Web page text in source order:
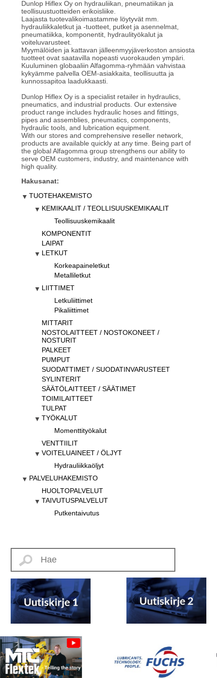
Dunlop Hiflex Oy on hydrauliikan, pneumatiikan ja
teollisuustuotteiden erikoisliike.
Laajasta tuotevalikoimastamme löytyvät mm.
hydrauliikkaletkut ja -tuotteet, putket ja asennelmat,
pneumatiikka, komponentit, hydraulityökalut ja
voiteluvarusteet.
Myymälöiden ja kattavan jälleenmyyjäverkoston ansiosta
tuotteet ovat saatavilla nopeasti vuorokauden ympäri.
Kuuluminen globaaliin Alfagomma-ryhmään vahvistaa
kykyämme palvella OEM-asiakkaita, teollisuutta ja
kunnossapitoa laadukkaasti.
Dunlop Hiflex Oy is a specialist retailer in hydraulics,
pneumatics, and industrial products. Our extensive
product range includes hydraulic hoses and fittings,
pipes and assemblies, pneumatics, components,
hydraulic tools, and lubrication equipment.
With our stores and comprehensive reseller network,
products are available quickly at any time. Being part of
the global Alfagomma group strengthens our ability to
serve OEM customers, industry, and maintenance with
high quality.
Hakusanat:
TUOTEHAKEMISTO
KEMIKAALIT / TEOLLISUUSKEMIKAALIT
Teollisuuskemikaalit
KOMPONENTIT
LAIPAT
LETKUT
Korkeapaineletkut
Metalliletkut
LIITTIMET
Letkuliittimet
Pikaliittimet
MITTARIT
NOSTOLAITTEET / NOSTOKONEET /
NOSTURIT
PALKEET
PUMPUT
SUODATTIMET / SUODATINVARUSTEET
SYLINTERIT
SÄÄTÖLAITTEET / SÄÄTIMET
TOIMILAITTEET
TULPAT
TYÖKALUT
Momenttityökalut
VENTTIILIT
VOITELUAINEET / ÖLJYT
Hydrauliikkaöljyt
PALVELUHAKEMISTO
HUOLTOPALVELUT
TAIVUTUSPALVELUT
Putkentaivutus